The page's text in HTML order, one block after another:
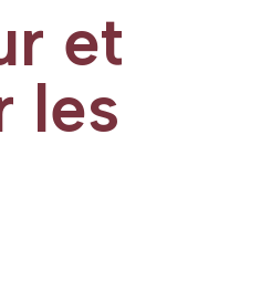
et
les